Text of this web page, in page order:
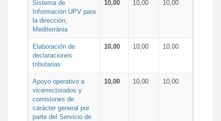
Sistema de
Información UPV para
la dirección,
Mediterrània
10,00 10,00 10,00
Elaboración de
declaraciones
tributarias
10,00 10,00 10,00
Apoyo operativo a
vicerrectorados y
comisiones de
carácter general por
parte del Servicio de
10,00 10,00 10,00